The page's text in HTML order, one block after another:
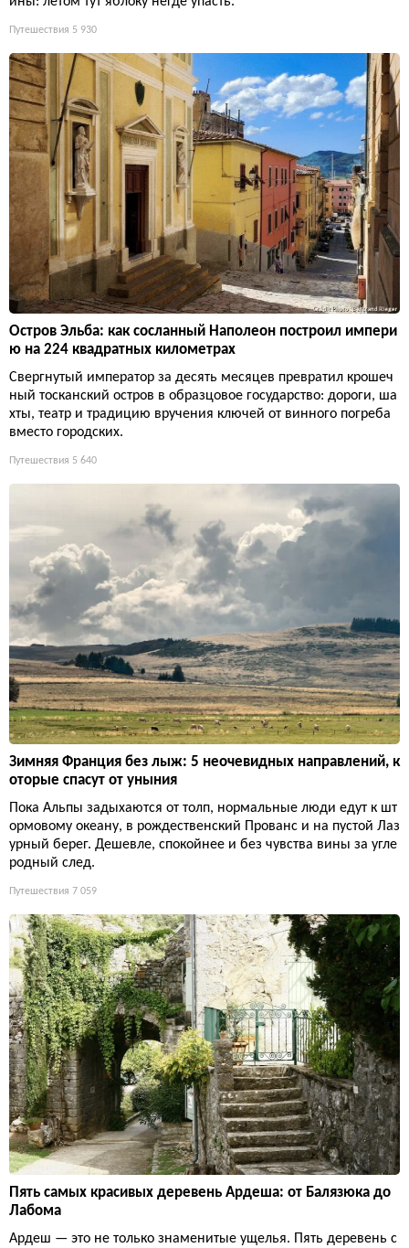
Путешествия 5 930
Остров Эльба: как сосланный Наполеон построил импери
ю на 224 квадратных километрах
Свергнутый император за десять месяцев превратил крошеч
ный тосканский остров в образцовое государство: дороги, ша
хты, театр и традицию вручения ключей от винного погреба
вместо городских.
Путешествия 5 640
Зимняя Франция без лыж: 5 неочевидных направлений, к
оторые спасут от уныния
Пока Альпы задыхаются от толп, нормальные люди едут к шт
ормовому океану, в рождественский Прованс и на пустой Лаз
урный берег. Дешевле, спокойнее и без чувства вины за угле
родный след.
Путешествия 7 059
Пять самых красивых деревень Ардеша: от Балязюка до
Лабома
Ардеш — это не только знаменитые ущелья. Пять деревень с